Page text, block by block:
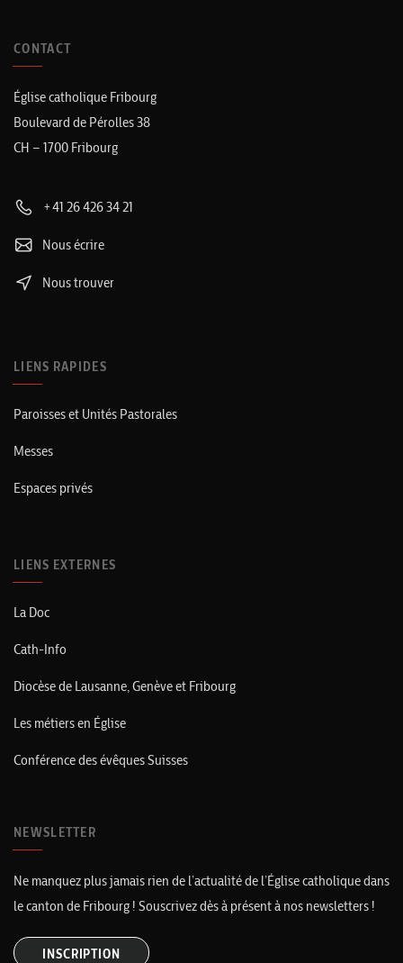
CONTACT
Église catholique Fribourg
Boulevard de Pérolles 38
CH – 1700 Fribourg
+41 26 426 34 21
Nous écrire
Nous trouver
LIENS RAPIDES
Paroisses et Unités Pastorales
Messes
Espaces privés
LIENS EXTERNES
La Doc
Cath-Info
Diocèse de Lausanne, Genève et Fribourg
Les métiers en Église
Conférence des évêques Suisses
NEWSLETTER
Ne manquez plus jamais rien de l’actualité de l’Église catholique dans
le canton de Fribourg ! Souscrivez dès à présent à nos newsletters !
INSCRIPTION